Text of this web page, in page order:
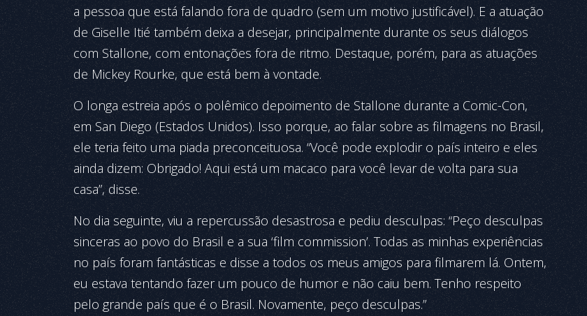
a pessoa que está falando fora de quadro (sem um motivo justificável). E a atuação
de Giselle Itié também deixa a desejar, principalmente durante os seus diálogos
com Stallone, com ento­nações fora de ritmo. Destaque, porém, para as atuações
de Mickey Rourke, que está bem à vontade.
O longa estreia após o polêmico depoimento de Stallone durante a Comic-Con,
em San Diego (Estados Unidos). Isso porque, ao falar sobre as filmagens no Brasil,
ele teria feito uma piada preconceituosa. “Você pode explodir o país inteiro e eles
ainda dizem: Obrigado! Aqui está um macaco para você levar de volta para sua
casa”, disse.
No dia seguinte, viu a repercussão desastrosa e pediu desculpas: “Peço desculpas
sinceras ao povo do Brasil e a sua ‘film commission’. Todas as minhas experiências
no país foram fantásticas e disse a todos os meus amigos para filmarem lá. Ontem,
eu estava tentando fazer um pouco de humor e não caiu bem. Tenho res­peito
pelo grande país que é o Brasil. Novamente, peço desculpas.”